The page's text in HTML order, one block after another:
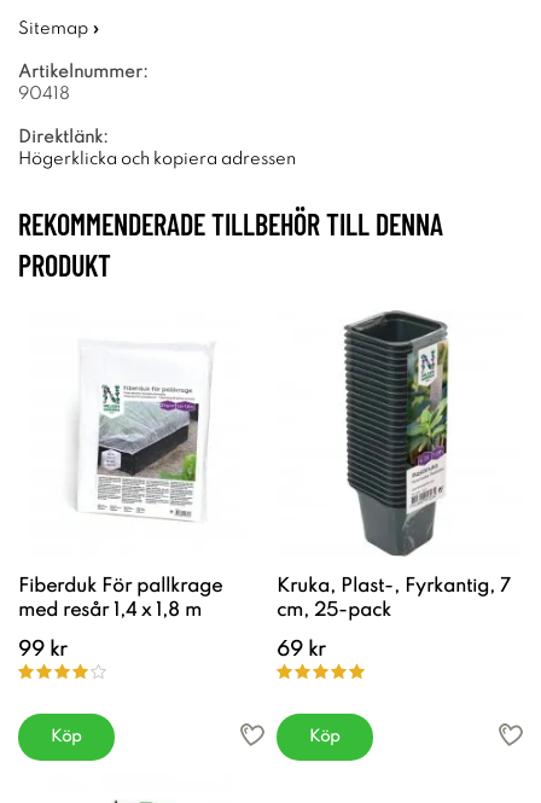
Sitemap »
Artikelnummer:
90418
Direktlänk:
Högerklicka och kopiera adressen
REKOMMENDERADE TILLBEHÖR TILL DENNA
PRODUKT
Fiberduk För pallkrage
med resår 1,4 x 1,8 m
99 kr
Köp
Kruka, Plast-, Fyrkantig, 7
cm, 25-pack
69 kr
Köp